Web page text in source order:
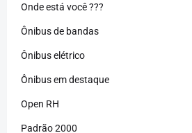
Onde está você ???
Ônibus de bandas
Ônibus elétrico
Ônibus em destaque
Open RH
Padrão 2000